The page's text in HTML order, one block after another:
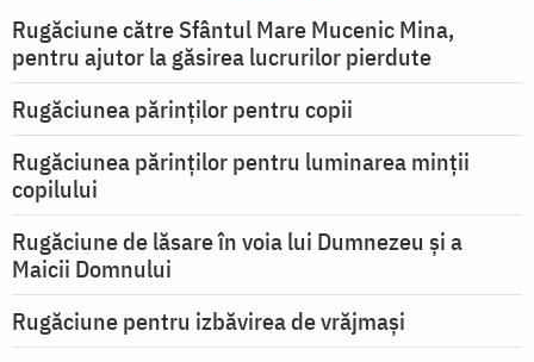
Rugăciune către Sfântul Mare Mucenic Mina,
pentru ajutor la găsirea lucrurilor pierdute
Rugăciunea părinților pentru copii
Rugăciunea părinților pentru luminarea minţii
copilului
Rugăciune de lăsare în voia lui Dumnezeu şi a
Maicii Domnului
Rugăciune pentru izbăvirea de vrăjmași